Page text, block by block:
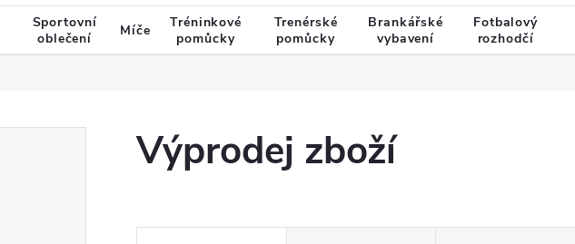
Sportovní
oblečení
Míče
Tréninkové
pomůcky
Trenérské
pomůcky
Brankářské
vybavení
Fotbalový
rozhodčí
Výprodej zboží